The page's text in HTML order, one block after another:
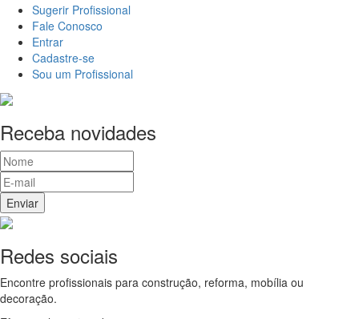
Sugerir Profissional
Fale Conosco
Entrar
Cadastre-se
Sou um Profissional
Receba novidades
Redes sociais
Encontre profissionais para construção, reforma, mobília ou
decoração.